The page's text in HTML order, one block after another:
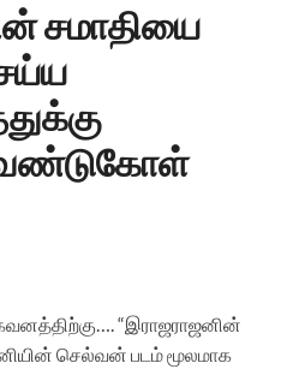
சமாதியை
…. “இராஜராஜனின்
செல்வன் படம்மூலமாக